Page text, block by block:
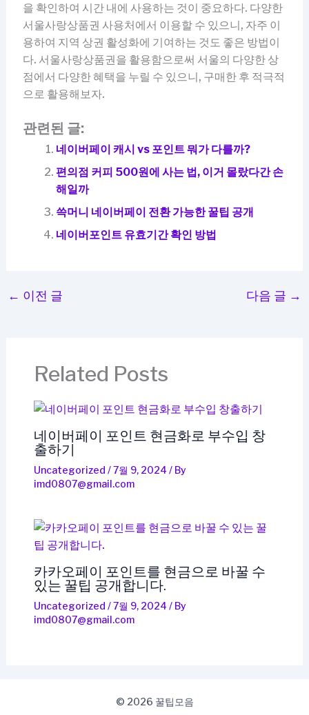
을 확인하여 시간 내에 사용하는 것이 중요하다. 다양한
서울사랑상품권 사용처에서 이용할 수 있으니, 자주 이
용하여 지역 상권 활성화에 기여하는 것도 좋은 방법이
다. 서울사랑상품권을 활용함으로써 서울의 다양한 상
점에서 다양한 혜택을 누릴 수 있으니, 구매한 후 적극적
으로 활용해보자.
관련된 글:
네이버페이 캐시 vs 포인트 뭐가 다를까?
편의점 커피 500원에 사는 법, 이거 몰랐다간 손
해일까
쓱머니 네이버페이 전환 가능한 꿀팁 공개
네이버포인트 유효기간 확인 방법
← 이전 글 다음 글 →
Related Posts
네이버페이 포인트 현금화로 부수입 창
출하기
Uncategorized /7월 9, 2024 / By
imd0807@gmail.com
카카오페이 포인트를 현금으로 바꿀 수
있는 꿀팁 공개합니다.
Uncategorized /7월 9, 2024 / By
imd0807@gmail.com
© 2026 꿀팁모음